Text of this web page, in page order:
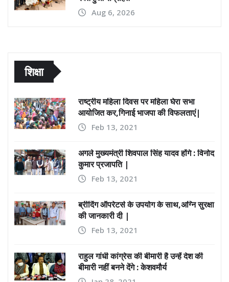
Aug 6, 2026
शिक्षा
राष्ट्रीय महिला दिवस पर महिला घेरा सभा
आयोजित कर,गिनाई भाजपा की विफलताएं|
Feb 13, 2021
अगले मुख्यमंत्री शिवपाल सिंह यादव होंगे : विनोद
कुमार प्रजापति |
Feb 13, 2021
ब्रीदिंग ऑपरेटर्स के उपयोग के साथ,अग्नि सुरक्षा
की जानकारी दी |
Feb 13, 2021
राहुल गांधी कांग्रेस की बीमारी है उन्हें देश की
बीमारी नहीं बनने देंगे : केशवमौर्य